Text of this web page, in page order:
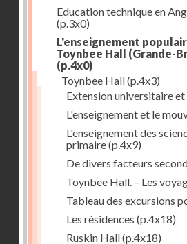
Education technique en
(p.3x0)
L'enseignement
Toynbee Hall (Grande-
(p.4x0)
Toynbee Hall(p.4x3)
Extension universitaire
L'enseignement et le
L'enseignement des
primaire(p.4x9)
De divers facteurs
Toynbee Hall. – Les
Tableau des excursions
Les résidences (p.4x18)
Ruskin Hall(p.4x18)